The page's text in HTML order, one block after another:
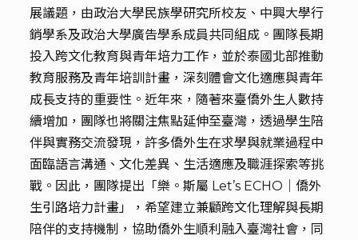
展議題，由政治大學民族學研究所校友、中興大學行
銷學系及政治大學廣告學系成員共同組成。團隊長期
投入跨文化教育與青年培力工作，並於泰國北部推動
教育服務及青年培訓計畫，深刻體會文化適應與青年
成長支持的重要性。近年來，隨著來臺僑外生人數持
續增加，團隊也將關注焦點延伸至臺灣，透過學生陪
伴與實務交流發現，許多僑外生在求學與就業過程中
面臨語言溝通、文化差異、生活適應及職涯探索等挑
戰。因此，團隊提出「樂。斯屬 Let’s ECHO｜僑外
生引路培力計畫」，希望建立兼顧跨文化理解與長期
陪伴的支持機制，協助僑外生順利融入臺灣社會，同